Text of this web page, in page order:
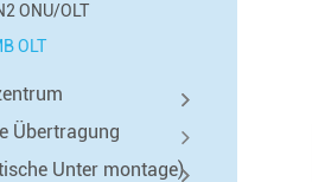
ONU/OLT
OLT
Übertragung
Unter montage)